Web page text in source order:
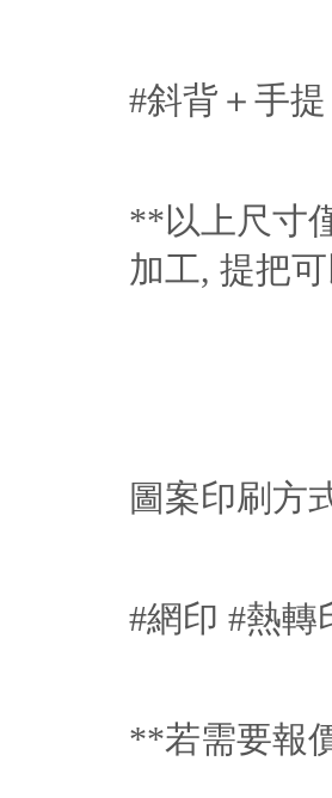
#斜背＋手
**以上尺寸
加工, 提把
圖案印刷方
#網印 #熱轉
**若需要報